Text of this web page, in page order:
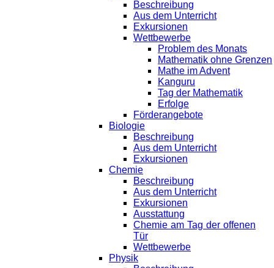
Beschreibung
Aus dem Unterricht
Exkursionen
Wettbewerbe
Problem des Monats
Mathematik ohne Grenzen
Mathe im Advent
Kanguru
Tag der Mathematik
Erfolge
Förderangebote
Biologie
Beschreibung
Aus dem Unterricht
Exkursionen
Chemie
Beschreibung
Aus dem Unterricht
Exkursionen
Ausstattung
Chemie am Tag der offenen
Tür
Wettbewerbe
Physik